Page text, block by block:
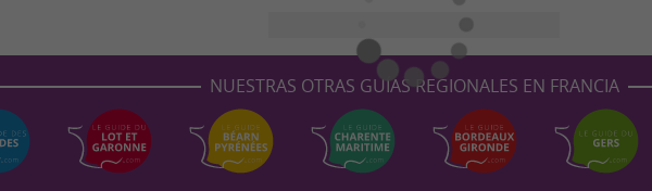
NUESTRAS OTRAS GUÍAS REGIONALES EN FRANCIA